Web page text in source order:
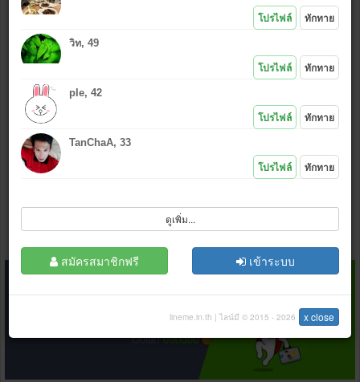
แนบรูป หรือ คลิกไอคอนอัพรูป
*.jpg , (.gif .bmp .png กว้างไม่เกิน 500 px)
ชอบ
ฉันไม่ใช่โปรแกรมอัตโนมัติ
โปรไฟล์ ทักทาย
วิท, 49
โปรไฟล์ ทักทาย
ple, 42
โปรไฟล์ ทักทาย
TanChaA, 33
โปรไฟล์ ทักทาย
ดูเพิ่ม...
สมัครสมาชิกฟรี เข้าระบบ
lineme.in.th | ไลน์มี © 2015 - 2026 x close